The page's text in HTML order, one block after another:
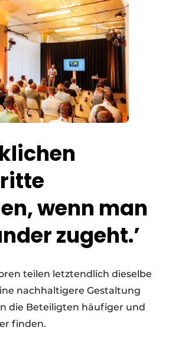
wenn man
zugeht.’
teilen letztendlich dieselbe
nachhaltigere Gestaltung
die Beteiligten häufiger und
finden.